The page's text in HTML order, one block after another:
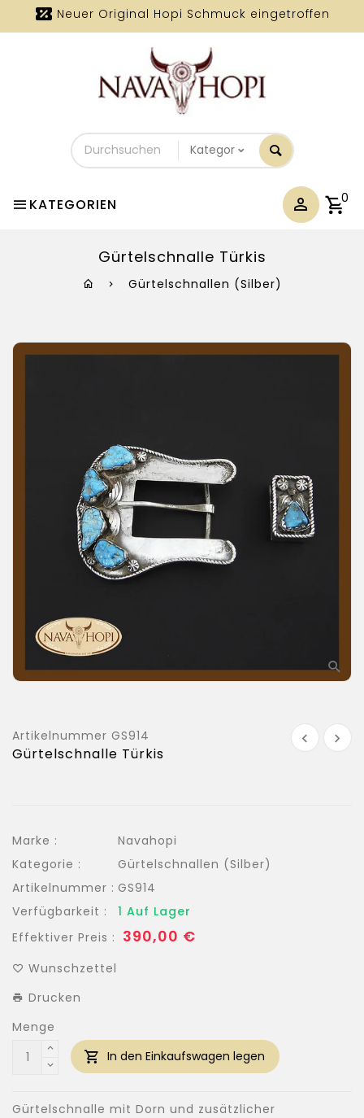
Neuer Original Hopi Schmuck eingetroffen
Durchsuchen
Sie
unseren
KATEGORIEN 0
Gürtelschnalle Türkis
Gürtelschnallen (Silber)
Artikelnummer GS914
Gürtelschnalle Türkis
Marke :
Navahopi
Kategorie :
Gürtelschnallen (Silber)
Artikelnummer : GS914
Verfügbarkeit :
1 Auf Lager
Effektiver Preis : Normaler
390,00 €
Wunschzettel
Drucken
Menge
In den Einkaufswagen legen
Gürtelschnalle mit Dorn und zusätzlicher